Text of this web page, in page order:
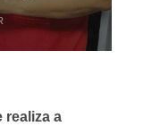
realiza a